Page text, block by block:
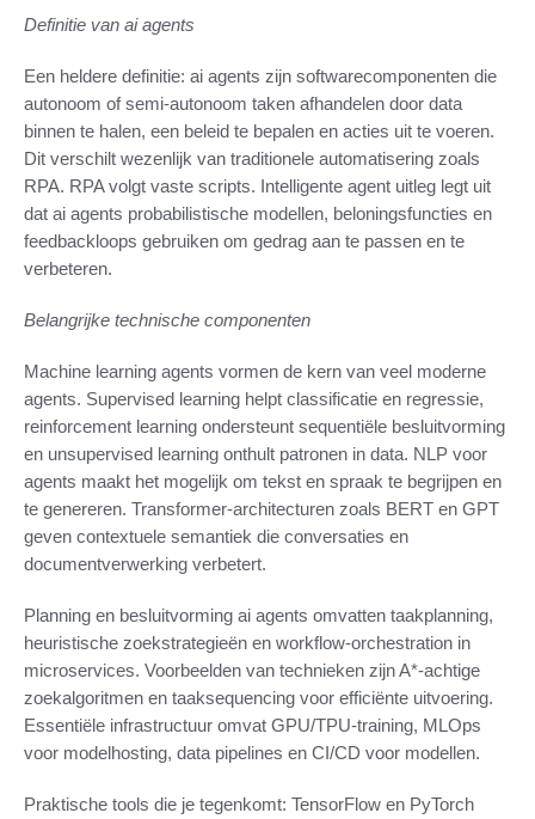
Definitie van ai agents
Een heldere definitie: ai agents zijn softwarecomponenten die
autonoom of semi-autonoom taken afhandelen door data
binnen te halen, een beleid te bepalen en acties uit te voeren.
Dit verschilt wezenlijk van traditionele automatisering zoals
RPA. RPA volgt vaste scripts. Intelligente agent uitleg legt uit
dat ai agents probabilistische modellen, beloningsfuncties en
feedbackloops gebruiken om gedrag aan te passen en te
verbeteren.
Belangrijke technische componenten
Machine learning agents vormen de kern van veel moderne
agents. Supervised learning helpt classificatie en regressie,
reinforcement learning ondersteunt sequentiële besluitvorming
en unsupervised learning onthult patronen in data. NLP voor
agents maakt het mogelijk om tekst en spraak te begrijpen en
te genereren. Transformer-architecturen zoals BERT en GPT
geven contextuele semantiek die conversaties en
documentverwerking verbetert.
Planning en besluitvorming ai agents omvatten taakplanning,
heuristische zoekstrategieën en workflow-orchestration in
microservices. Voorbeelden van technieken zijn A*-achtige
zoekalgoritmen en taaksequencing voor efficiënte uitvoering.
Essentiële infrastructuur omvat GPU/TPU-training, MLOps
voor modelhosting, data pipelines en CI/CD voor modellen.
Praktische tools die je tegenkomt: TensorFlow en PyTorch